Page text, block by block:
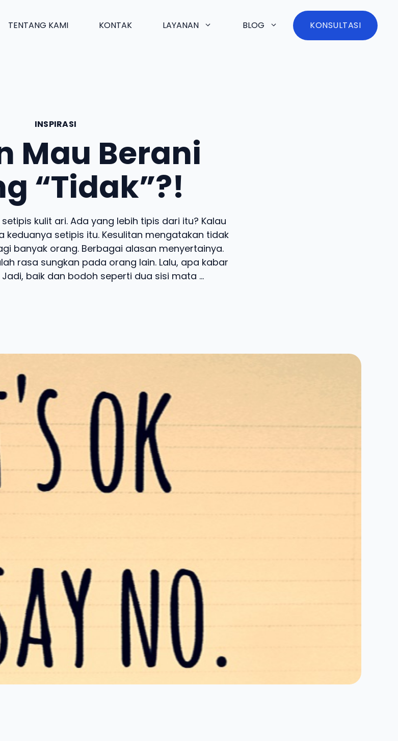
TENTANG KAMI KONTAK LAYANAN BLOG KONSULTASI
INSPIRASI
Mau Berani
“Tidak”?!
kulit ari. Ada yang lebih tipis dari itu? Kalau
keduanya setipis itu. Kesulitan mengatakan tidak
banyak orang. Berbagai alasan menyertainya.
rasa sungkan pada orang lain. Lalu, apa kabar
baik dan bodoh seperti dua sisi mata ...